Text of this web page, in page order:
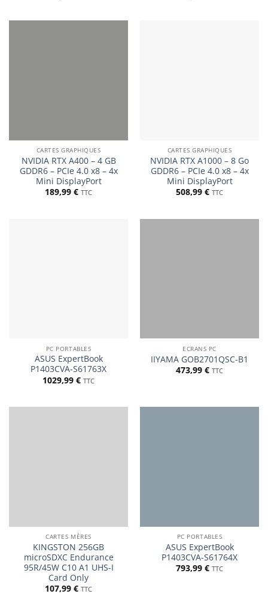
CARTES GRAPHIQUES
NVIDIA RTX A400 – 4 GB
GDDR6 – PCIe 4.0 x8 – 4x
Mini DisplayPort
189,99 € TTC
CARTES GRAPHIQUES
NVIDIA RTX A1000 – 8 Go
GDDR6 – PCIe 4.0 x8 – 4x
Mini DisplayPort
508,99 € TTC
PC PORTABLES
ASUS ExpertBook
P1403CVA-S61763X
1029,99 € TTC
ECRANS PC
IIYAMA GOB2701QSC-B1
473,99 € TTC
CARTES MÈRES
KINGSTON 256GB
microSDXC Endurance
95R/45W C10 A1 UHS-I
Card Only
107,99 € TTC
PC PORTABLES
ASUS ExpertBook
P1403CVA-S61764X
793,99 € TTC